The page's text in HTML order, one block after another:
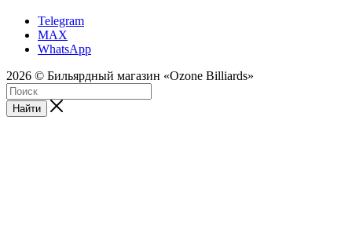
Telegram
MAX
WhatsApp
2026 © Бильярдный магазин «Ozone Billiards»
Найти